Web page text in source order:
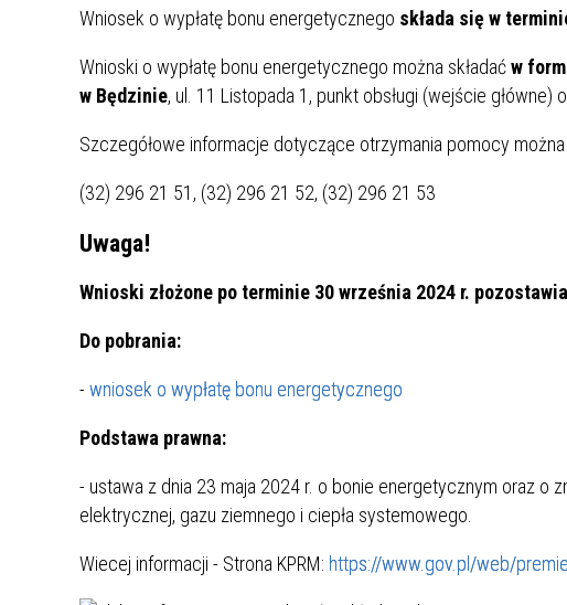
Wniosek o wypłatę bonu energetycznego składa się w
Wnioski o wypłatę bonu energetycznego można składaćw
w Będzinie, ul. 11 Listopada 1, punkt obsługi (wejście główne)
Szczegółowe informacje dotyczące otrzymania pomocy
(32) 296 21 51, (32) 296 21 52, (32) 296 21 53
Uwaga!
Wnioski złożone po terminie 30 września 2024 r.
Do pobrania:
- wniosek o wypłatę bonu energetycznego
Podstawa prawna:
- ustawa z dnia 23 maja 2024 r. o bonie energetycznym oraz o
elektrycznej, gazu ziemnego i ciepła systemowego.
Wiecej informacji - Strona KPRM: https://www.gov.pl/web/